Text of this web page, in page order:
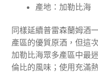
產地：加勒比海
同樣延續普雷森蘭姆酒
產區的優質原酒，但這
加勒比海眾多產區中最
倫比的風味；使用充滿